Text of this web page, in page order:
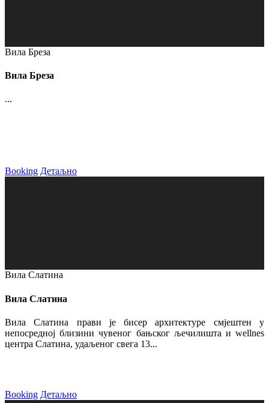
Вила Бреза
Вила Бреза
...
Booking Детаљно
Вила Слатина
Вила Слатина
Вила Слатина прави је бисер архитектуре смјештен у
непосредној близини чувеног бањског љечилишта и wellnes
центра Слатина, удаљеног свега 13...
Booking Детаљно